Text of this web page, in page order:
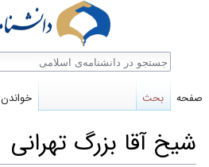
شیخ آقا بزرگ تهرانی
صفحه بحث خواندن
جستجو